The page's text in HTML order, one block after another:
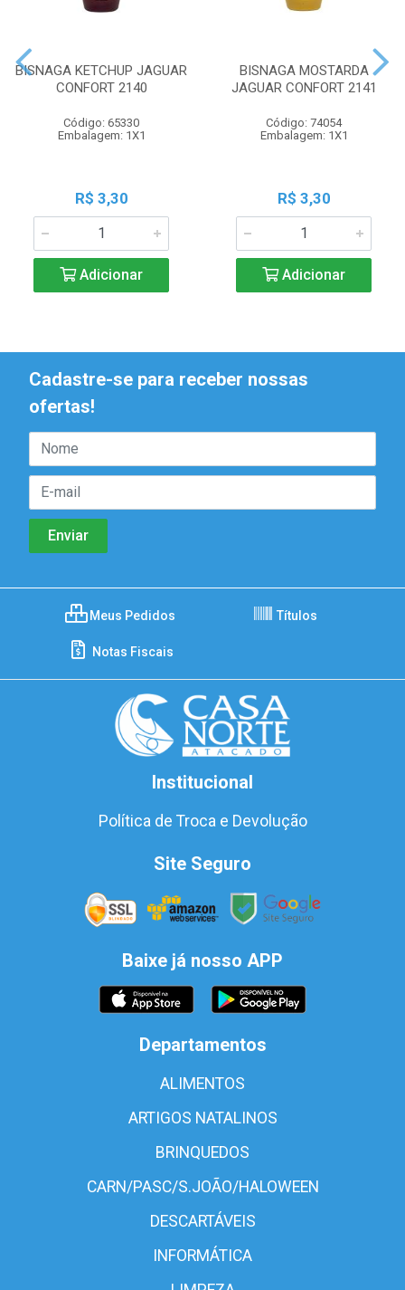
BISNAGA KETCHUP JAGUAR
CONFORT 2140
Código: 65330
Embalagem: 1X1
R$ 3,30
Adicionar
BISNAGA MOSTARDA
JAGUAR CONFORT 2141
Código: 74054
Embalagem: 1X1
R$ 3,30
Adicionar
Cadastre-se para receber nossas
ofertas!
Meus Pedidos Títulos
Notas Fiscais
Institucional
Política de Troca e Devolução
Site Seguro
Baixe já nosso APP
Departamentos
ALIMENTOS
ARTIGOS NATALINOS
BRINQUEDOS
CARN/PASC/S.JOÃO/HALOWEEN
DESCARTÁVEIS
INFORMÁTICA